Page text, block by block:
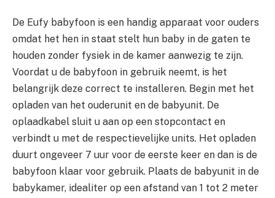
De Eufy babyfoon is een handig apparaat voor ouders
omdat het hen in staat stelt hun baby in de gaten te
houden zonder fysiek in de kamer aanwezig te zijn.
Voordat u de babyfoon in gebruik neemt, is het
belangrijk deze correct te installeren. Begin met het
opladen van het ouderunit en de babyunit. De
oplaadkabel sluit u aan op een stopcontact en
verbindt u met de respectievelijke units. Het opladen
duurt ongeveer 7 uur voor de eerste keer en dan is de
babyfoon klaar voor gebruik. Plaats de babyunit in de
babykamer, idealiter op een afstand van 1 tot 2 meter